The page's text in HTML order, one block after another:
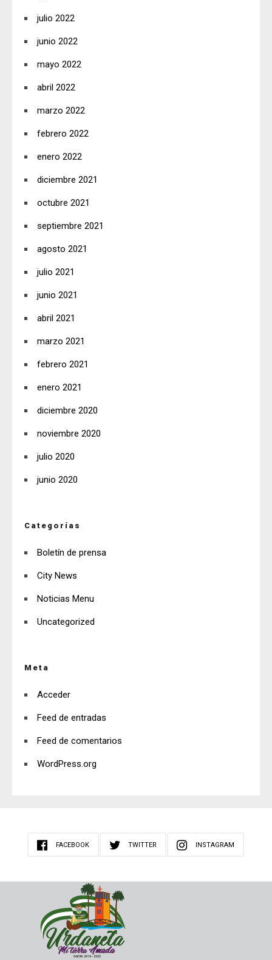
julio 2022
junio 2022
mayo 2022
abril 2022
marzo 2022
febrero 2022
enero 2022
diciembre 2021
octubre 2021
septiembre 2021
agosto 2021
julio 2021
junio 2021
abril 2021
marzo 2021
febrero 2021
enero 2021
diciembre 2020
noviembre 2020
julio 2020
junio 2020
Categorías
Boletín de prensa
City News
Noticias Menu
Uncategorized
Meta
Acceder
Feed de entradas
Feed de comentarios
WordPress.org
FACEBOOK TWITTER INSTAGRAM